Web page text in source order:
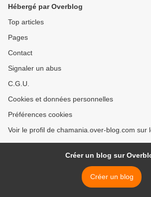
Hébergé par Overblog
Top articles
Pages
Contact
Signaler un abus
C.G.U.
Cookies et données personnelles
Préférences cookies
Voir le profil de chamania.over-blog.com sur
Créer un blog sur
Créer un blog